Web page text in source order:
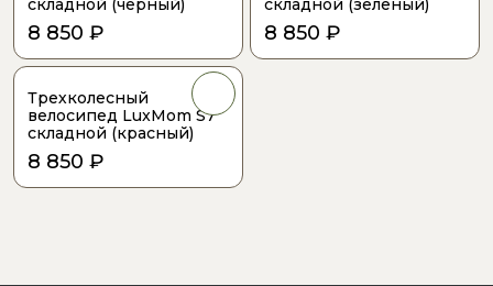
8 850 ₽ 8 850 ₽
Трехколесный
велосипед LuxMom S7
складной (красный)
8 850 ₽